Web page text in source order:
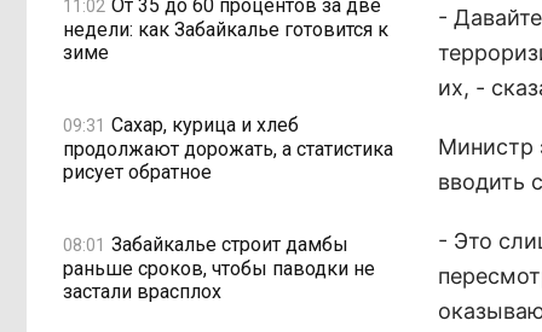
11:02 От 35 до 60 процентов за две
недели: как Забайкалье готовится к
зиме
09:31 Сахар, курица и хлеб
продолжают дорожать, а статистика
рисует обратное
08:01 Забайкалье строит дамбы
раньше сроков, чтобы паводки не
застали врасплох
-
их, -
Министр
вводить
- Это